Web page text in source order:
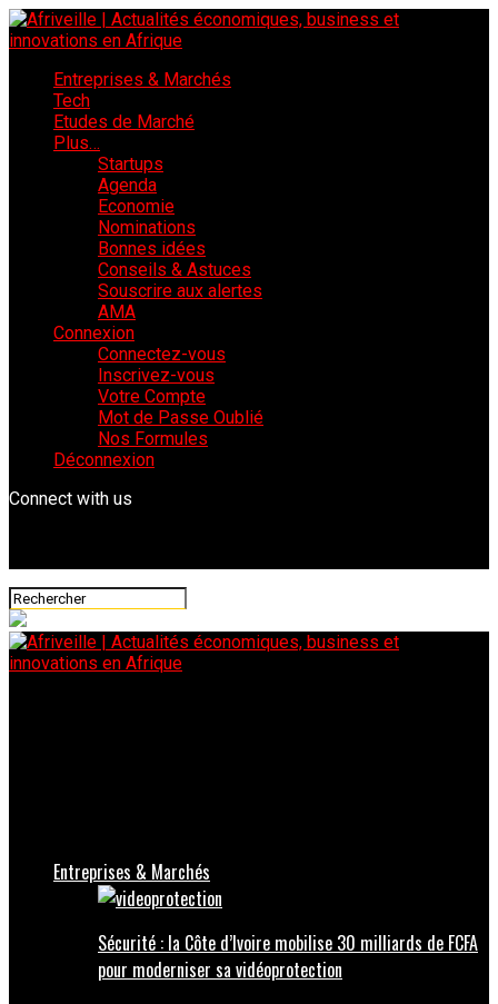
Entreprises & Marchés
Tech
Etudes de Marché
Plus…
Startups
Agenda
Economie
Nominations
Bonnes idées
Conseils & Astuces
Souscrire aux alertes
AMA
Connexion
Connectez-vous
Inscrivez-vous
Votre Compte
Mot de Passe Oublié
Nos Formules
Déconnexion
Connect with us
Entreprises & Marchés
Sécurité : la Côte d’Ivoire mobilise 30 milliards de FCFA
pour moderniser sa vidéoprotection